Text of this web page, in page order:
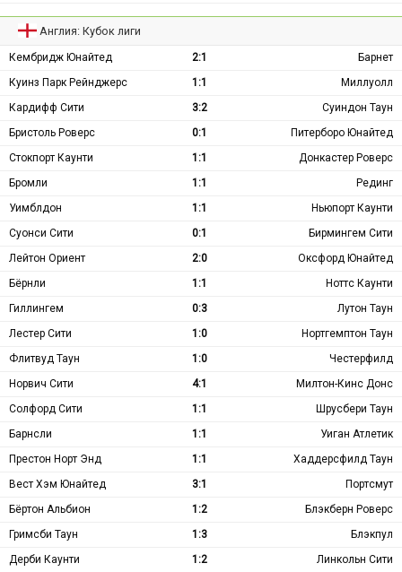
Англия: Кубок лиги
Кембридж Юнайтед 2:1
Барнет
Куинз Парк Рейнджерс
1:1
Миллуолл
Кардифф Сити
3:2
Суиндон Таун
Бристоль Роверс
0:1
Питерборо Юнайтед
Стокпорт Каунти
1:1
Донкастер Роверс
Бромли
1:1
Рединг
Уимблдон
1:1
Ньюпорт Каунти
Суонси Сити
0:1
Бирмингем Сити
Лейтон Ориент
2:0
Оксфорд Юнайтед
Бёрнли
1:1
Ноттс Каунти
Гиллингем
0:3
Лутон Таун
Лестер Сити
1:0
Нортгемптон Таун
Флитвуд Таун
1:0
Честерфилд
Норвич Сити
4:1
Милтон-Кинс Донс
Солфорд Сити
1:1
Шрусбери Таун
Барнсли
1:1
Уиган Атлетик
Престон Норт Энд
1:1
Хаддерсфилд Таун
Вест Хэм Юнайтед
3:1
Портсмут
Бёртон Альбион
1:2
Блэкберн Роверс
Гримсби Таун
1:3
Блэкпул
Дерби Каунти
1:2
Линкольн Сити